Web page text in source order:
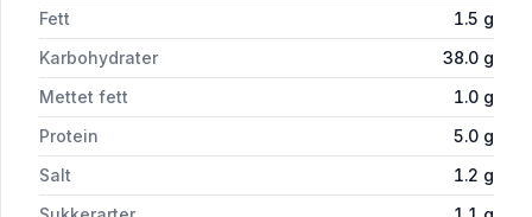
Fett
1.5 g
Karbohydrater
38.0 g
Mettet fett
1.0 g
Protein
5.0 g
Salt
1.2 g